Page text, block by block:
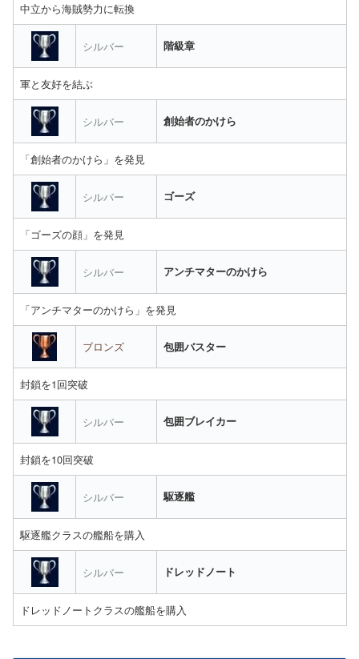
中立から海賊勢力に転換
シルバー 階級章
軍と友好を結ぶ
シルバー 創始者のかけら
「創始者のかけら」を発見
シルバー ゴーズ
「ゴーズの顔」を発見
シルバー アンチマターのかけら
「アンチマターのかけら」を発見
ブロンズ 包囲バスター
封鎖を1回突破
シルバー 包囲ブレイカー
封鎖を10回突破
シルバー 駆逐艦
駆逐艦クラスの艦船を購入
シルバー ドレッドノート
ドレッドノートクラスの艦船を購入